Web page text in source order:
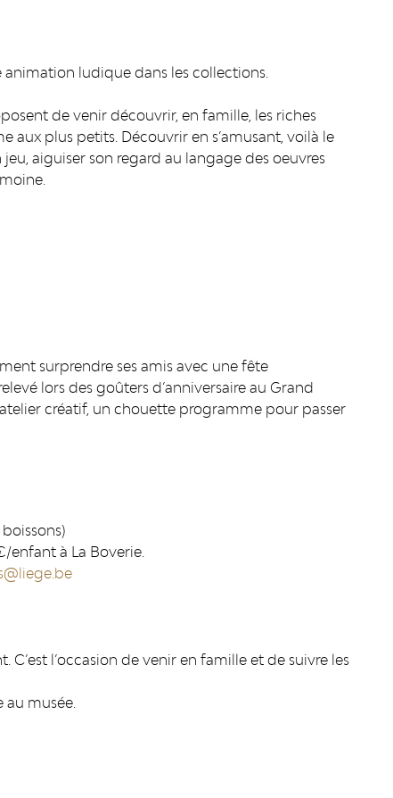
animation ludique dans les collections.
de venir découvrir, en famille, les riches
aux plus petits. Découvrir en s’amusant, voilà le
aiguiser son regard au langage des oeuvres
surprendre ses amis avec une fête
lors des goûters d’anniversaire au Grand
créatif, un chouette programme pour passer
enfant à La Boverie.
l’occasion de venir en famille et de suivre les
au musée.